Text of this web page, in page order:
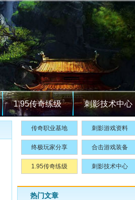
1.95传奇练级 刺影技术中心
传奇职业基地 刺影游戏资料
终极玩家分享 合击游戏装备
1.95传奇练级 刺影技术中心
热门文章